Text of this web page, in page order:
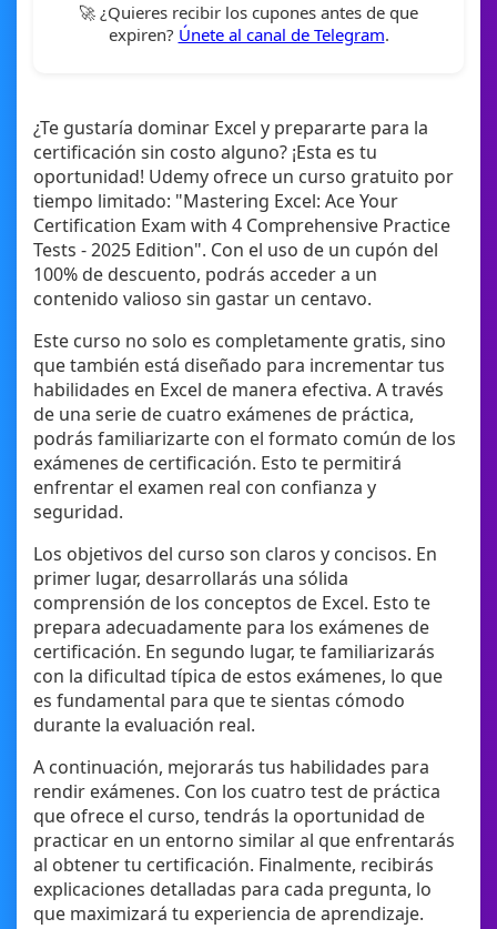
🚀 ¿Quieres recibir los cupones antes de que
expiren? Únete al canal de Telegram.
¿Te gustaría dominar Excel y prepararte para la
certificación sin costo alguno? ¡Esta es tu
oportunidad! Udemy ofrece un curso gratuito por
tiempo limitado: "Mastering Excel: Ace Your
Certification Exam with 4 Comprehensive Practice
Tests - 2025 Edition". Con el uso de un cupón del
100% de descuento, podrás acceder a un
contenido valioso sin gastar un centavo.
Este curso no solo es completamente gratis, sino
que también está diseñado para incrementar tus
habilidades en Excel de manera efectiva. A través
de una serie de cuatro exámenes de práctica,
podrás familiarizarte con el formato común de los
exámenes de certificación. Esto te permitirá
enfrentar el examen real con confianza y
seguridad.
Los objetivos del curso son claros y concisos. En
primer lugar, desarrollarás una sólida
comprensión de los conceptos de Excel. Esto te
prepara adecuadamente para los exámenes de
certificación. En segundo lugar, te familiarizarás
con la dificultad típica de estos exámenes, lo que
es fundamental para que te sientas cómodo
durante la evaluación real.
A continuación, mejorarás tus habilidades para
rendir exámenes. Con los cuatro test de práctica
que ofrece el curso, tendrás la oportunidad de
practicar en un entorno similar al que enfrentarás
al obtener tu certificación. Finalmente, recibirás
explicaciones detalladas para cada pregunta, lo
que maximizará tu experiencia de aprendizaje.